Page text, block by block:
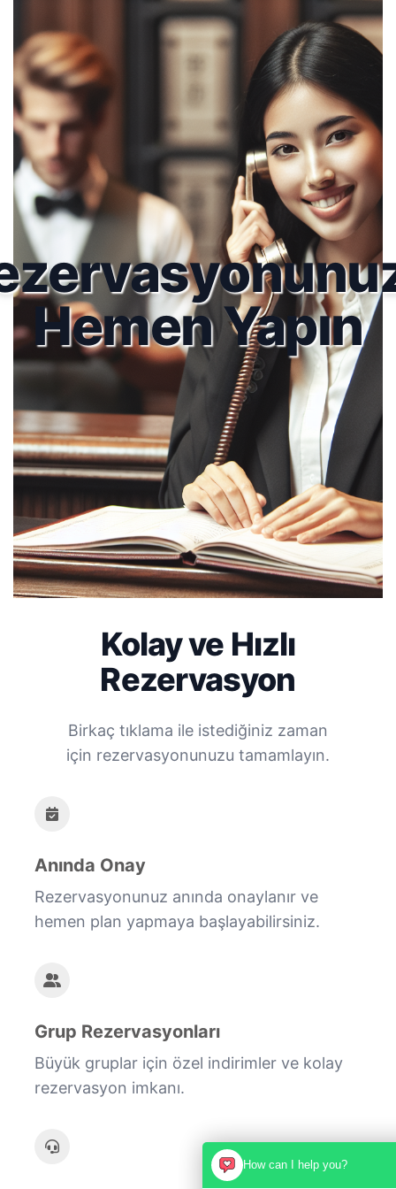
Hemen Yapın
Kolay ve Hızlı
Rezervasyon
Birkaç tıklama ile istediğiniz zaman
için rezervasyonunuzu tamamlayın.
Anında Onay
Rezervasyonunuz anında onaylanır ve
hemen plan yapmaya başlayabilirsiniz.
Grup Rezervasyonları
Büyük gruplar için özel indirimler ve kolay
rezervasyon imkanı.
How can I help you?